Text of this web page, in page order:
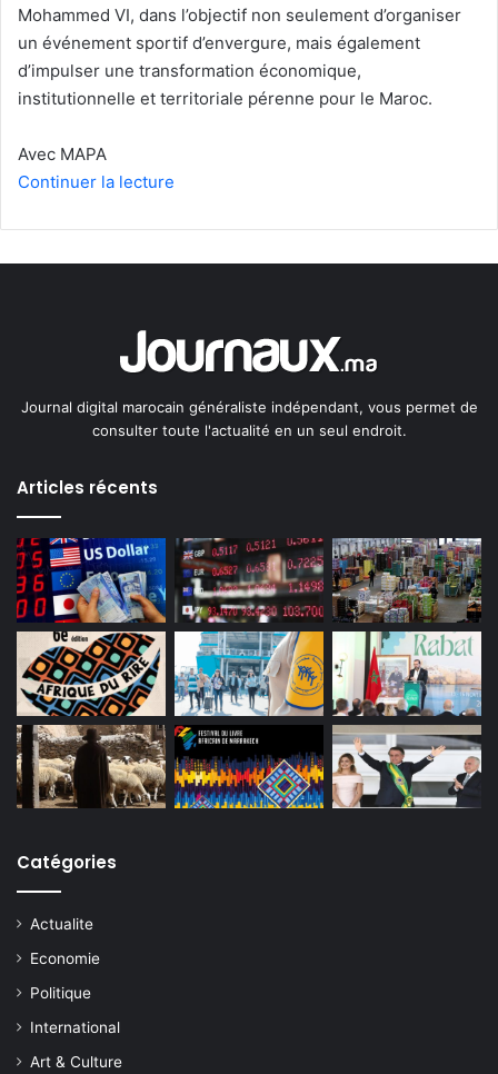
Mohammed VI, dans l’objectif non seulement d’organiser
un événement sportif d’envergure, mais également
d’impulser une transformation économique,
institutionnelle et territoriale pérenne pour le Maroc.
Avec MAPA
Continuer la lecture
Journal digital marocain généraliste indépendant, vous permet de
consulter toute l'actualité en un seul endroit.
Articles récents
Catégories
Actualite
Economie
Politique
International
Art & Culture